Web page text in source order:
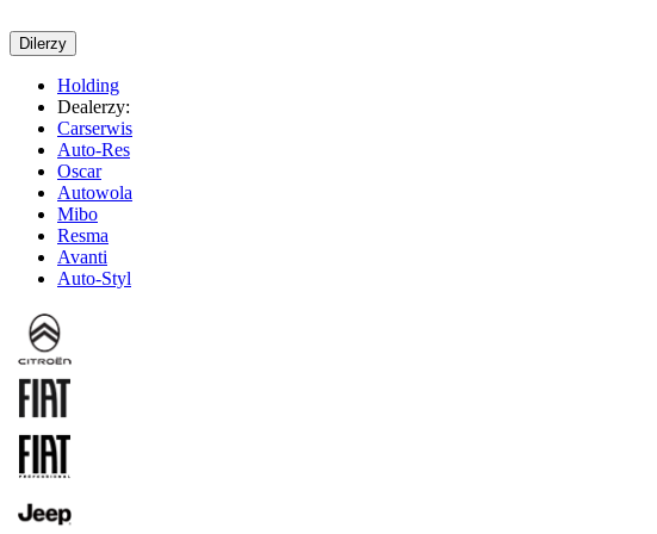
Dilerzy
Holding
Dealerzy:
Carserwis
Auto-Res
Oscar
Autowola
Mibo
Resma
Avanti
Auto-Styl